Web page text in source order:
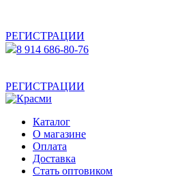
РЕГИСТРАЦИИ
8 914 686-80-76
РЕГИСТРАЦИИ
Каталог
О магазине
Оплата
Доставка
Стать оптовиком